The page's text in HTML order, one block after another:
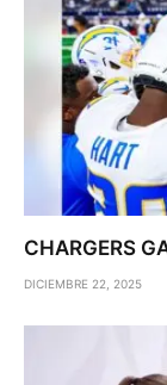
CHARGERS
DICIEMBRE 22, 2025